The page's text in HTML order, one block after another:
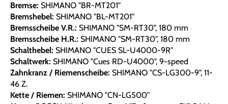
Bremse: SHIMANO "BR-MT201"
Bremshebel: SHIMANO "BL-MT201"
Bremsscheibe V.R.: SHIMANO "SM-RT30", 180 mm
Bremsscheibe H.R.: SHIMANO "SM-RT30", 180 mm
Schalthebel: SHIMANO "CUES SL-U4000-9R"
Schaltwerk: SHIMANO "Cues RD-U4000", 9-speed
Zahnkranz / Riemenscheibe: SHIMANO "CS-LG300-9", 11-
46 Z.
Kette / Riemen: SHIMANO "CN-LG500"